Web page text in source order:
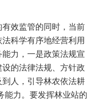
效监管的同时，当前
科学有序地经营利用
力，一是政策法规宣
的法律法规、方针政
人，引导林农依法耕
能力。要发挥林业站的